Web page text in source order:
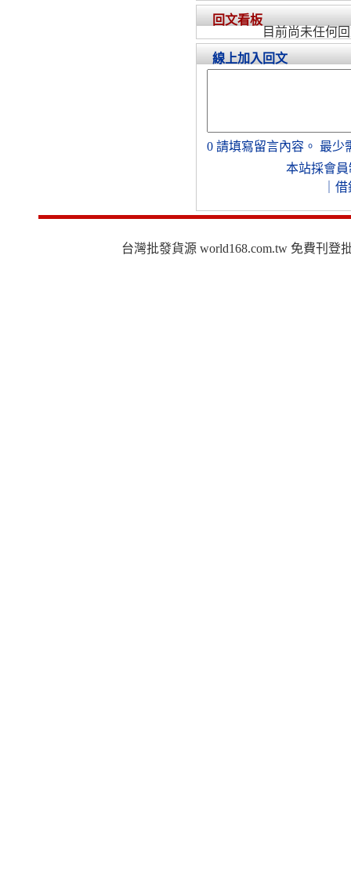
回文看板
目前尚未任何
線上加入回文
0 請填寫留言內容。 最少
本站採會員
借
台灣批發貨源 world168.com.tw 免費刊登